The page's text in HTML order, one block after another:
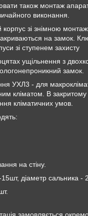
також монтаж
виконання.
зі знімною
на замок.
зі ступенем захисту
ущільнення з
замок.
УХЛ3 - для
кліматом. В
кліматичних умов.
на стіну.
-15шт, діаметр сальника -
замовляється